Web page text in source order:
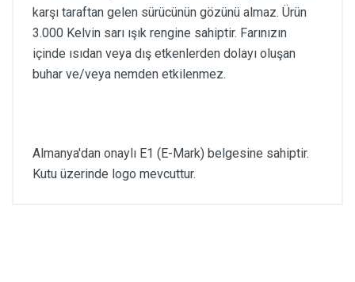
karşı taraftan gelen sürücünün gözünü almaz. Ürün
3.000 Kelvin sarı ışık rengine sahiptir. Farınızın
içinde ısıdan veya dış etkenlerden dolayı oluşan
buhar ve/veya nemden etkilenmez.
Almanya'dan onaylı E1 (E-Mark) belgesine sahiptir.
Kutu üzerinde logo mevcuttur.